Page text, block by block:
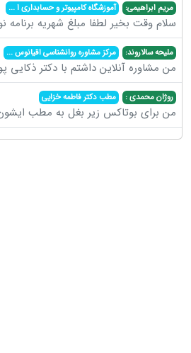
مریم ابراهیمی: آموزشگاه کامپیوتر و حسابداری ا...
سلام وقت بخیر لطفا مبلغ شهریه برنامه
ملیحه سالاروند: مرکز مشاوره روانشناسی اقیانوس...
من مشاوره آنلاین داشتم با دکتر ذکایی
روژان محمدی : مطب دکتر فاطمه خزایی
من برای بوتاکس زیر بغل به مطب